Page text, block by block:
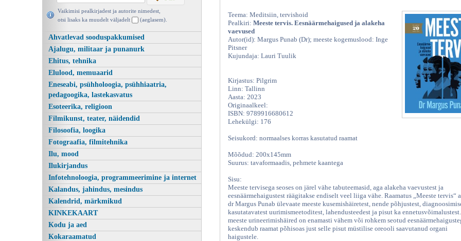
Vaikimisi pealkirjadest ja autorite nimedest,
otsi lisaks ka muudelt väljadelt
(aeglasem).
Ahvatlevad sooduspakkumised
Ajalugu, militaar ja punanurk
Ehitus, tehnika
Elulood, memuaarid
Eneseabi, psühholoogia, psühhiaatria,
pedagoogika, lastekasvatus
Esoteerika, religioon
Filmikunst, teater, näidendid
Filosoofia, loogika
Fotograafia, filmitehnika
Ilu, mood
Ilukirjandus
Infotehnoloogia, programmeerimine ja internet
Kalandus, jahindus, mesindus
Kalendrid, märkmikud
KINKEKAART
Kodu ja aed
Kokaraamatud
Teema: Meditsiin, tervishoid
Pealkiri: Meeste tervis. Eesnäärmehaigused ja alakeha
vaevused
Autor(id): Margus Punab (Dr); meeste kogemuslood: Inge
Pitsner
Kujundaja: Lauri Tuulik
Kirjastus: Pilgrim
Linn: Tallinn
Aasta: 2023
Originaalkeel:
ISBN: 9789916680612
Lehekülgi: 176
Seisukord: normaalses korras kasutatud raamat
Mõõdud: 200x145mm
Suurus: tavaformaadis, pehmete kaantega
Sisu:
Meeste tervisega seoses on järel vähe tabuteemasid, aga alakeha vaevustest ja
eesnäärmehaigustest räägitakse endiselt veel liiga vähe. Raamatus „Meeste tervis“
dr Margus Punab ülevaate meeste kusemishäiretest, nende põhjustest,
kasutatavatest uurimismeetoditest, lahendusteedest ja pisut ka
meeste urineerimishäired on enamasti vähem või rohkem seotud
keskendub raamat põhisoas just selle pisut müstilise oreooli saavutanud organi
haigustele.